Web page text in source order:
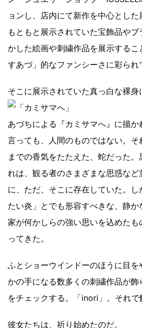
ョンし、店内にて新作を中心とした
もともと展示されていた宝飾品や
かした絵画や刺繍作品を展示する
すあづ」的なファンシーさに彩られ
そこに展示されていた真っ白な裸身
あづちによる『カミサマへ』に描か
言っても、人間のものではない。
までの香気をたたえた、蛇だった
れは、観る者のさまざまな思惑など
に、ただ、そこに存在していた。
たい炎」とでも形容すべきな、静
家が何かしらの強い思いを込めた
ってきた。
ふとショーウインドーのほうに目
かの手になる数多くの刺繍作品が
をチェックする。「inori」。それで
彼女たちは、祈り始めたのだ。